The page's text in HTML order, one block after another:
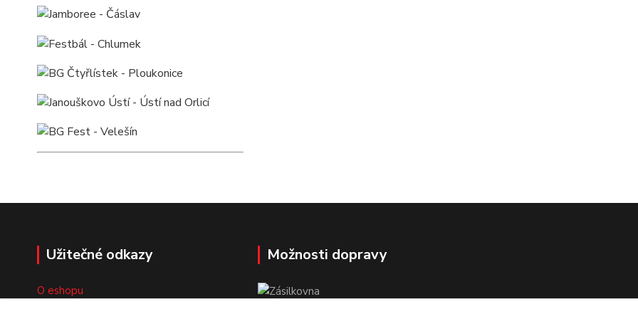
Užitečné odkazy
O eshopu
Možnosti dopravy